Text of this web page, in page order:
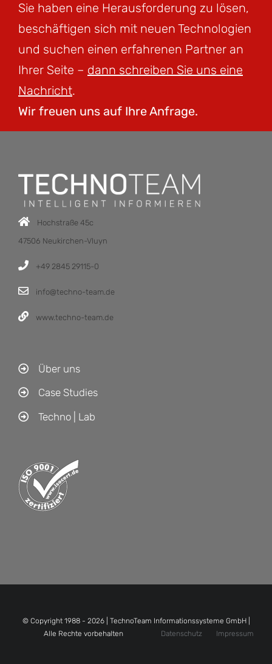
Sie haben eine Herausforderung zu lösen,
beschäftigen sich mit neuen Technologien
und suchen einen erfahrenen Partner an
Ihrer Seite – dann schreiben Sie uns eine
Nachricht.
Wir freuen uns auf Ihre Anfrage.
Hochstraße 45c
47506 Neukirchen-Vluyn
+49 2845 29115-0
info@techno-team.de
www.techno-team.de
Über uns
Case Studies
Techno | Lab
© Copyright 1988 - 2026 | TechnoTeam Informationssysteme GmbH |
Alle Rechte vorbehalten
Datenschutz Impressum